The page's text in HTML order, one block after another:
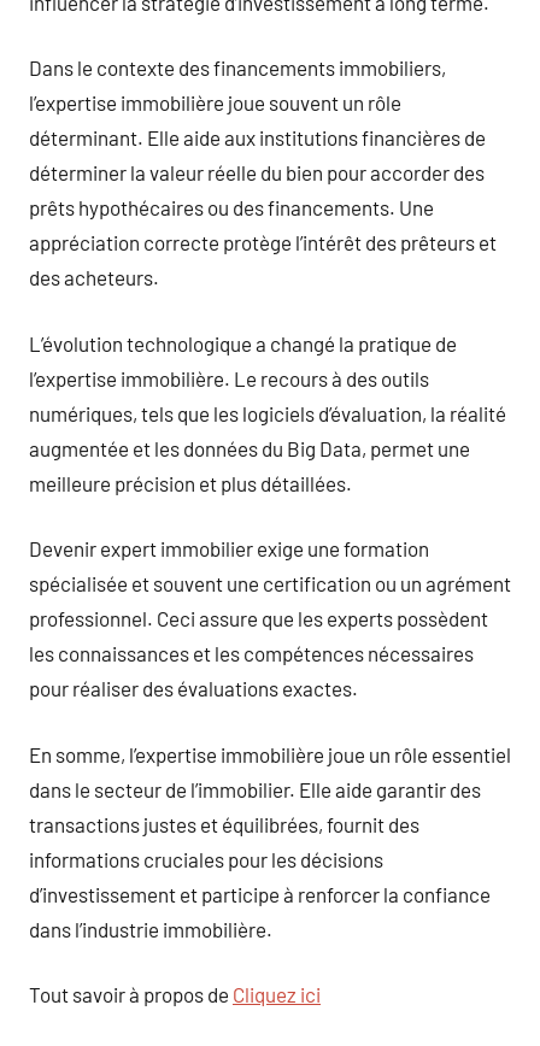
Dans le contexte des financements immobiliers,
l’expertise immobilière joue souvent un rôle
déterminant. Elle aide aux institutions financières de
déterminer la valeur réelle du bien pour accorder des
prêts hypothécaires ou des financements. Une
appréciation correcte protège l’intérêt des prêteurs et
des acheteurs.
L’évolution technologique a changé la pratique de
l’expertise immobilière. Le recours à des outils
numériques, tels que les logiciels d’évaluation, la réalité
augmentée et les données du Big Data, permet une
meilleure précision et plus détaillées.
Devenir expert immobilier exige une formation
spécialisée et souvent une certification ou un agrément
professionnel. Ceci assure que les experts possèdent
les connaissances et les compétences nécessaires
pour réaliser des évaluations exactes.
En somme, l’expertise immobilière joue un rôle essentiel
dans le secteur de l’immobilier. Elle aide garantir des
transactions justes et équilibrées, fournit des
informations cruciales pour les décisions
d’investissement et participe à renforcer la confiance
dans l’industrie immobilière.
Tout savoir à propos de Cliquez ici